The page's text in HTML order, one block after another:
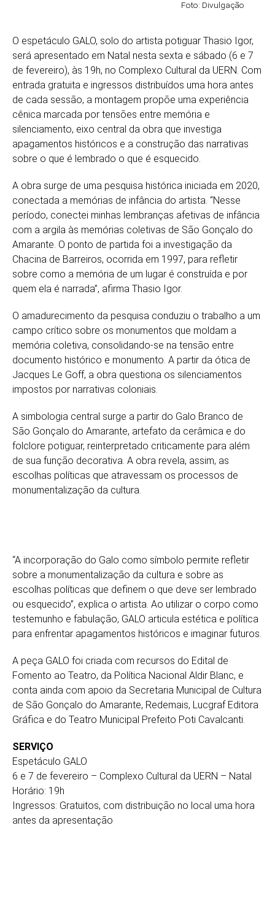
Foto: Divulgação
O espetáculo GALO, solo do artista potiguar Thasio Igor,
será apresentado em Natal nesta sexta e sábado (6 e 7
de fevereiro), às 19h, no Complexo Cultural da UERN. Com
entrada gratuita e ingressos distribuídos uma hora antes
de cada sessão, a montagem propõe uma experiência
cênica marcada por tensões entre memória e
silenciamento, eixo central da obra que investiga
apagamentos históricos e a construção das narrativas
sobre o que é lembrado o que é esquecido.
A obra surge de uma pesquisa histórica iniciada em 2020,
conectada a memórias de infância do artista. “Nesse
período, conectei minhas lembranças afetivas de infância
com a argila às memórias coletivas de São Gonçalo do
Amarante. O ponto de partida foi a investigação da
Chacina de Barreiros, ocorrida em 1997, para refletir
sobre como a memória de um lugar é construída e por
quem ela é narrada”, afirma Thasio Igor.
O amadurecimento da pesquisa conduziu o trabalho a um
campo crítico sobre os monumentos que moldam a
memória coletiva, consolidando-se na tensão entre
documento histórico e monumento. A partir da ótica de
Jacques Le Goff, a obra questiona os silenciamentos
impostos por narrativas coloniais.
A simbologia central surge a partir do Galo Branco de
São Gonçalo do Amarante, artefato da cerâmica e do
folclore potiguar, reinterpretado criticamente para além
de sua função decorativa. A obra revela, assim, as
escolhas políticas que atravessam os processos de
monumentalização da cultura.
“A incorporação do Galo como símbolo permite refletir
sobre a monumentalização da cultura e sobre as
escolhas políticas que definem o que deve ser lembrado
ou esquecido”, explica o artista. Ao utilizar o corpo como
testemunho e fabulação, GALO articula estética e política
para enfrentar apagamentos históricos e imaginar futuros.
A peça GALO foi criada com recursos do Edital de
Fomento ao Teatro, da Política Nacional Aldir Blanc, e
conta ainda com apoio da Secretaria Municipal de Cultura
de São Gonçalo do Amarante, Redemais, Lucgraf Editora
Gráfica e do Teatro Municipal Prefeito Poti Cavalcanti.
SERVIÇO
Espetáculo GALO
6 e 7 de fevereiro – Complexo Cultural da UERN – Natal
Horário: 19h
Ingressos: Gratuitos, com distribuição no local uma hora
antes da apresentação